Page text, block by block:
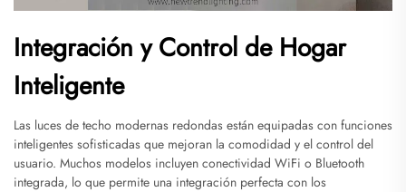
Integración y Control de Hogar
Inteligente
Las luces de techo modernas redondas están equipadas con funciones
inteligentes sofisticadas que mejoran la comodidad y el control del
usuario. Muchos modelos incluyen conectividad WiFi o Bluetooth
integrada, lo que permite una integración perfecta con los